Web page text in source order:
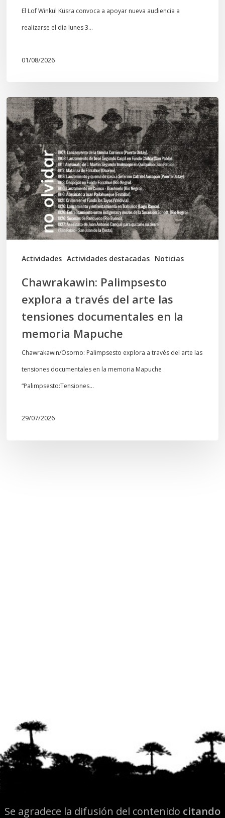
El Lof Winkül Küsra convoca a apoyar nueva audiencia a
realizarse el día lunes 3…
01/08/2026
Actividades Actividades destacadas Noticias
Chawrakawin:
Palimpsesto
explora
a
través
del
arte
las
tensiones
documentales
memoria
Mapuche
Chawrakawin: Palimpsesto
explora a través del arte las
tensiones documentales en la
memoria Mapuche
Chawrakawin/Osorno: Palimpsesto explora a través del arte las
tensiones documentales en la memoria Mapuche
“Palimpsesto:Tensiones…
29/07/2026
Se agradece la difusión del contenido citando